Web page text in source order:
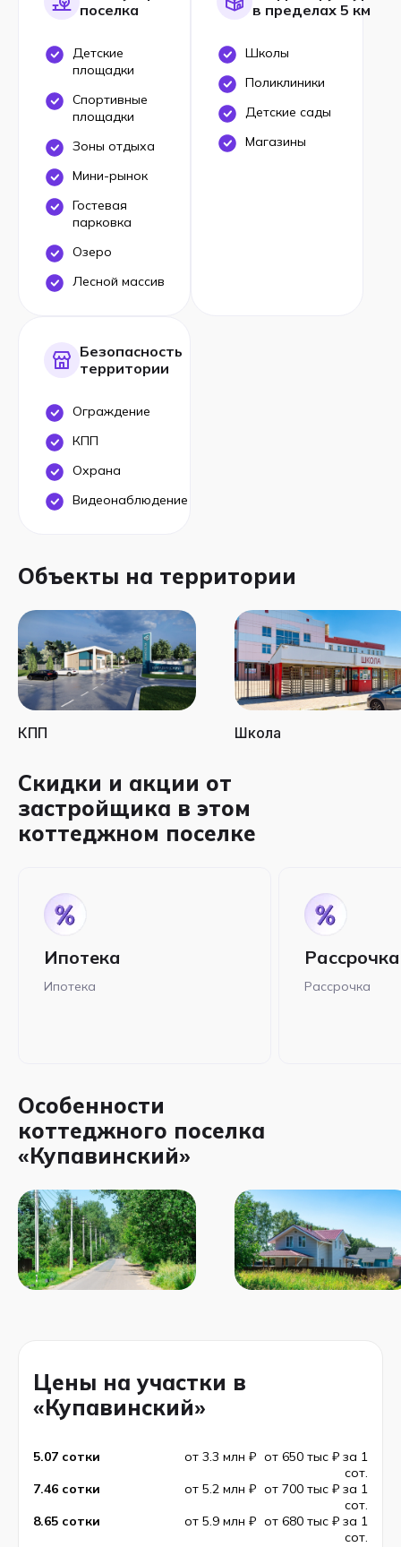
поселка
Детские
площадки
Спортивные
площадки
Зоны отдыха
Мини-рынок
Гостевая
парковка
Озеро
Лесной массив
в пределах 5 км
Школы
Поликлиники
Детские сады
Магазины
Безопасность
территории
Ограждение
КПП
Охрана
Видеонаблюдение
Объекты на территории
КПП Школа
Скидки и акции от
застройщика в этом
коттеджном поселке
Ипотека
Ипотека
Рассрочка
Рассрочка
Особенности
коттеджного поселка
«Купавинский»
Цены на участки в
«Купавинский»
5.07 сотки от 3.3 млн ₽ от 650 тыс ₽ за 1
сот.
7.46 сотки
от 5.2 млн ₽ от 700 тыс ₽ за 1
сот.
8.65 сотки
от 5.9 млн ₽ от 680 тыс ₽ за 1
сот.